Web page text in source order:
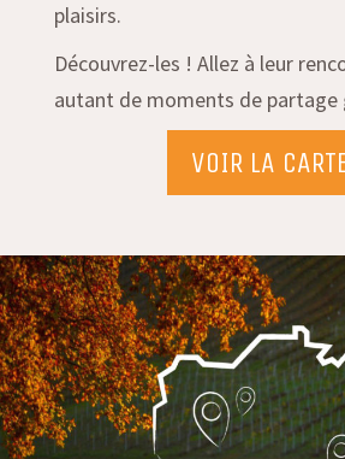
plaisirs.
Découvrez-les ! Allez à leur
autant de moments de partage
VOIR LA